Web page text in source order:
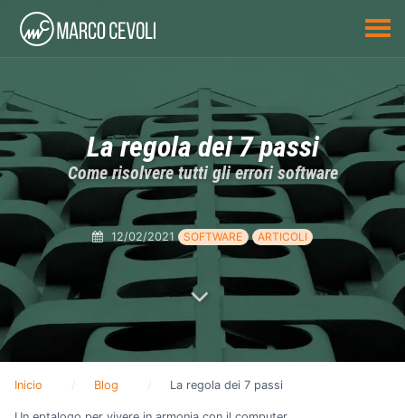
La regola dei 7 passi
Come risolvere tutti gli errori software
12/02/2021 SOFTWARE ARTICOLI
Inicio Blog La regola dei 7 passi